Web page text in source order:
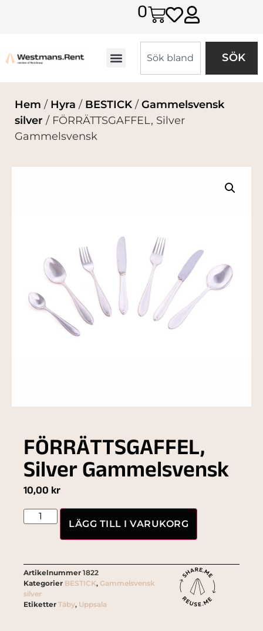
0
SÖK
Hem / Hyra / BESTICK / Gammelsvensk
silver / FÖRRÄTTSGAFFEL, Silver
Gammelsvensk
FÖRRÄTTSGAFFEL,
Silver Gammelsvensk
10,00 kr
LÄGG TILL I VARUKORG
Artikelnummer 1822
Kategorier BESTICK, Gammelsvensk
silver
Etiketter Täby, Uppsala